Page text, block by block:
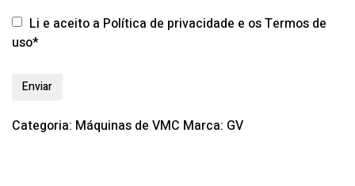
Li e aceito a Política de privacidade e os Termos de
uso*
Categoria: Máquinas de VMC Marca: GV